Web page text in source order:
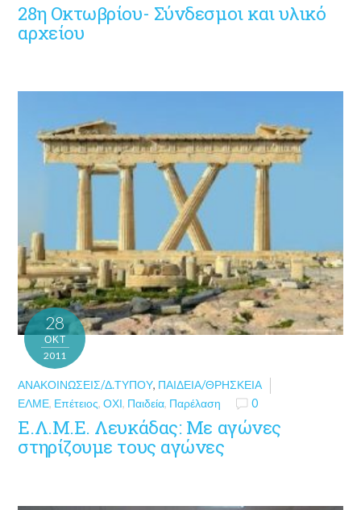
28η Οκτωβρίου- Σύνδεσμοι και υλικό
αρχείου
28
ΟΚΤ
2011
ΑΝΑΚΟΙΝΏΣΕΙΣ/Δ.ΤΎΠΟΥ, ΠΑΙΔΕΊΑ/ΘΡΗΣΚΕΊΑ
ΕΛΜΕ, Επέτειος,ΟΧΙ, Παιδεία, Παρέλαση 0
Ε.Λ.Μ.Ε. Λευκάδας: Με αγώνες
στηρίζουμε τους αγώνες